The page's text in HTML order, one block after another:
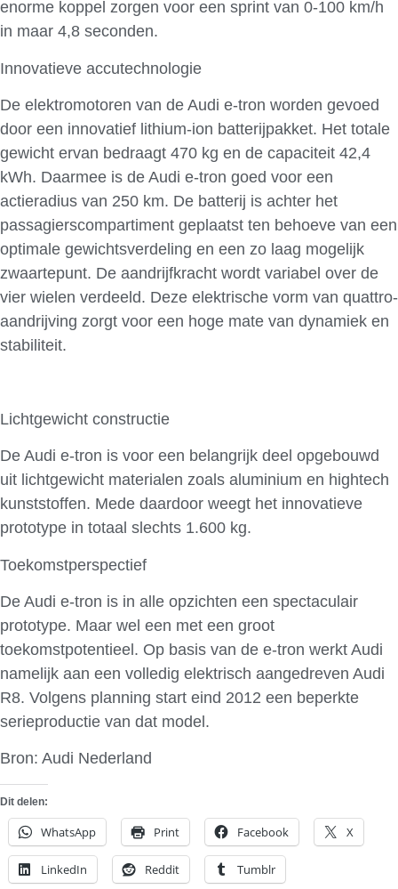
enorme koppel zorgen voor een sprint van 0-100 km/h
in maar 4,8 seconden.
Innovatieve accutechnologie
De elektromotoren van de Audi e-tron worden gevoed
door een innovatief lithium-ion batterijpakket. Het totale
gewicht ervan bedraagt 470 kg en de capaciteit 42,4
kWh. Daarmee is de Audi e-tron goed voor een
actieradius van 250 km. De batterij is achter het
passagierscompartiment geplaatst ten behoeve van een
optimale gewichtsverdeling en een zo laag mogelijk
zwaartepunt. De aandrijfkracht wordt variabel over de
vier wielen verdeeld. Deze elektrische vorm van quattro-
aandrijving zorgt voor een hoge mate van dynamiek en
stabiliteit.
Lichtgewicht constructie
De Audi e-tron is voor een belangrijk deel opgebouwd
uit lichtgewicht materialen zoals aluminium en hightech
kunststoffen. Mede daardoor weegt het innovatieve
prototype in totaal slechts 1.600 kg.
Toekomstperspectief
De Audi e-tron is in alle opzichten een spectaculair
prototype. Maar wel een met een groot
toekomstpotentieel. Op basis van de e-tron werkt Audi
namelijk aan een volledig elektrisch aangedreven Audi
R8. Volgens planning start eind 2012 een beperkte
serieproductie van dat model.
Bron: Audi Nederland
Dit delen:
WhatsApp Print Facebook X
LinkedIn Reddit Tumblr